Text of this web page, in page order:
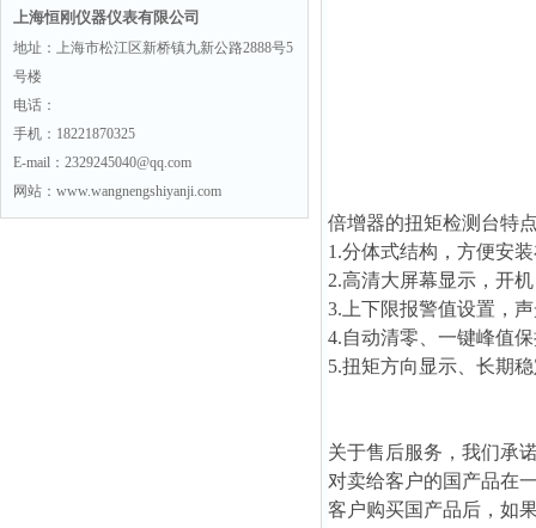
上海恒刚仪器仪表有限公司
地址：上海市松江区新桥镇九新公路2888号5
号楼
电话：
手机：18221870325
E-mail：2329245040@qq.com
网站：www.wangnengshiyanji.com
倍增器的扭矩检测台特
1.分体式结构，方便安
2.高清大屏幕显示，开
3.上下限报警值设置，
4.自动清零、一键峰值
5.扭矩方向显示、长期
关于售后服务，我们承
对卖给客户的国产品在
客户购买国产品后，如